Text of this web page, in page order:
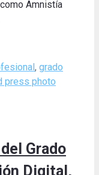
Amnistía
, grado
press photo
Grado
Digital,